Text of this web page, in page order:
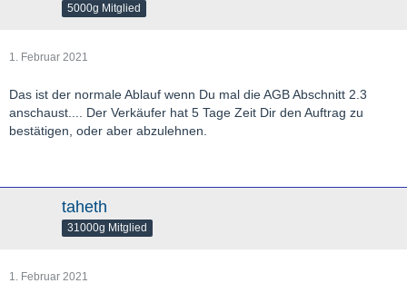
5000g Mitglied
1. Februar 2021
Das ist der normale Ablauf wenn Du mal die AGB Abschnitt 2.3
anschaust.... Der Verkäufer hat 5 Tage Zeit Dir den Auftrag zu
bestätigen, oder aber abzulehnen.
taheth
31000g Mitglied
1. Februar 2021